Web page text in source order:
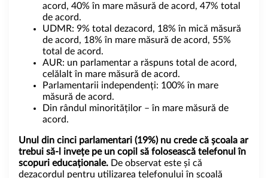
acord, 40% în mare măsură de acord, 47% total
de acord.
UDMR: 9% total dezacord, 18% în mică măsură
de acord, 18% în mare măsură de acord, 55%
total de acord.
AUR: un parlamentar a răspuns total de acord,
celălalt în mare măsură de acord.
Parlamentarii independenți: 100% în mare
măsură de acord.
Din rândul minorităților – în mare măsură de
acord.
Unul din cinci parlamentari (19%) nu crede că școala ar
trebui să-l invețe pe un copil să folosească telefonul în
scopuri educaționale. De observat este și că
dezacordul pentru utilizarea telefonului în școală